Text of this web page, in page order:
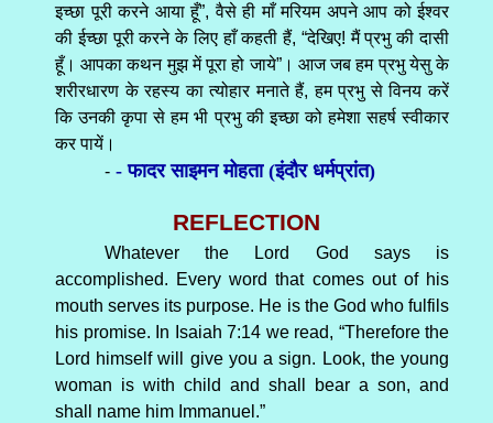
इच्छा पूरी करने आया हूँ”, वैसे ही माँ मरियम अपने आप को ईश्वर
की ईच्छा पूरी करने के लिए हाँ कहती हैं, “देखिए! मैं प्रभु की दासी
हूँ। आपका कथन मुझ में पूरा हो जाये”। आज जब हम प्रभु येसु के
शरीरधारण के रहस्य का त्योहार मनाते हैं, हम प्रभु से विनय करें
कि उनकी कृपा से हम भी प्रभु की इच्छा को हमेशा सहर्ष स्वीकार
कर पायें।
-- फादर साइमन मोहता (इंदौर धर्मप्रांत)
REFLECTION
Whatever the Lord God says is
accomplished. Every word that comes out of his
mouth serves its purpose. He is the God who fulfils
his promise. In Isaiah 7:14 we read, “Therefore the
Lord himself will give you a sign. Look, the young
woman is with child and shall bear a son, and
shall name him Immanuel.”